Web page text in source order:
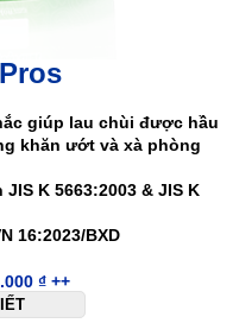
giúp lau chùi được hầu
khăn ướt và xà phòng
K 5663:2003 & JIS K
16:2023/BXD
₫++